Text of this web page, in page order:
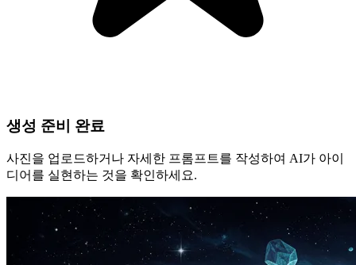
생성 준비 완료
사진을 업로드하거나 자세한 프롬프트를 작성하여 AI가 아이
디어를 실현하는 것을 확인하세요.